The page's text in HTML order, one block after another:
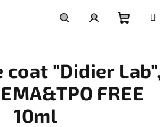
košík
coat "Didier Lab",
FREE
10ml